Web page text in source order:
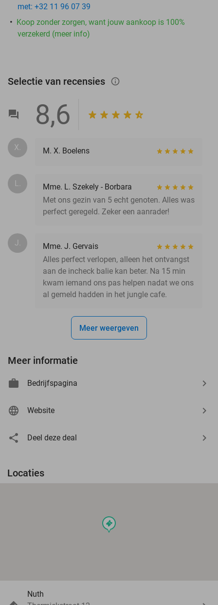
met: +32 11 96 07 39
Koop zonder zorgen, want jouw aankoop is 100%
verzekerd (meer info)
Selectie van recensies info_outlined
8,6
X. M. X. Boelens
L.
Mme. L. Szekely - Borbara
Met ons gezin van 5 echt genoten. Alles was
perfect geregeld. Zeker een aanrader!
J.
Mme. J. Gervais
Alles perfect verlopen, alleen het ontvangst
aan de incheck balie kan beter. Na 15 min
kwam iemand ons pas helpen nadat we ons
al gemeld hadden in het jungle cafe.
Meer weergeven
Meer informatie
Bedrijfspagina
Website
Deel deze deal
Locaties
events
Nuth